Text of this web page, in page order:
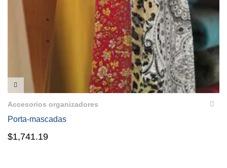
Accesorios organizadores
Porta-mascadas
$1,741.19